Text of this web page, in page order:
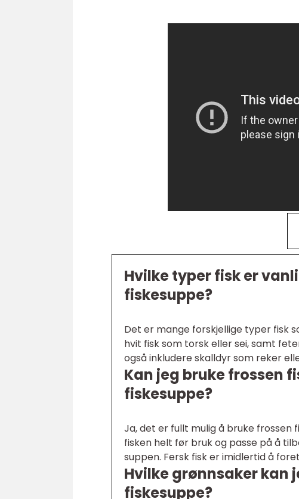
Hvilke typer fisk er
fiskesuppe?
Det er mange forskjellige typer fisk
hvit fisk som torsk eller sei, samt
også inkludere skalldyr som reker
Kan jeg bruke frossen
fiskesuppe?
Ja, det er fullt mulig å bruke frossen
fisken helt før bruk og passe på å
suppen. Fersk fisk er imidlertid å
Hvilke grønnsaker kan
fiskesuppe?